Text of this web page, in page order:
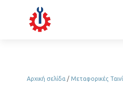
Αρχική σελίδα/ Μεταφορικές